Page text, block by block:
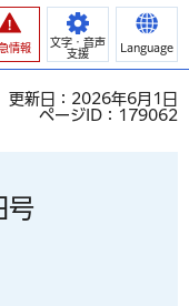
情報
文字・音声
支援
Language
更新日：2026年6月1日
ページID：179062
号